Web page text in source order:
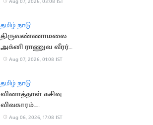
தமிழ் நாடு
திருவண்ணாமலை
அக்னி ராணுவ வீரர்
லடாக்கில் உயிரிழப்பு
Aug 07, 2026, 01:08 IST
தமிழ் நாடு
வினாத்தாள் கசிவு
விவகாரம்..
ஜார்க்கண்டில் 13-வது
Aug 06, 2026, 17:08 IST